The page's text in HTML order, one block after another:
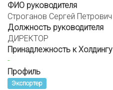
ФИО руководителя
Строганов Сергей Петрович
Должность руководителя
ДИРЕКТОР
Принадлежность к Холдингу
-
Профиль
Экспортер